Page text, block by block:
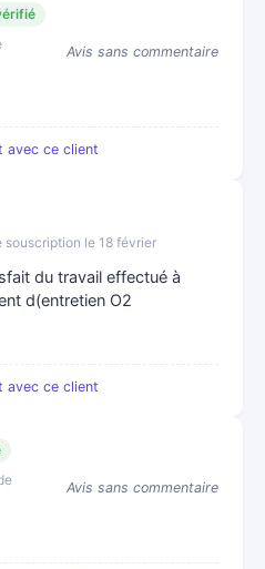
Avis sans commentaire
avec ce client
souscription le 18 février
du travail effectué à
d(entretien O2
avec ce client
Avis sans commentaire